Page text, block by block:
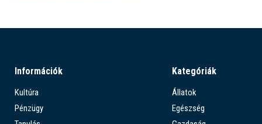
Információk
Kultúra
Pénzügy
Kategóriák
Állatok
Egészség